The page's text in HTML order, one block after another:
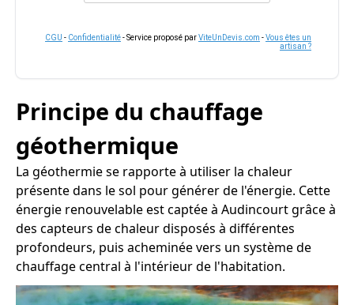
CGU - Confidentialité- Service proposé parViteUnDevis.com -Vous êtes un
artisan ?
Principe du chauffage
géothermique
La géothermie se rapporte à utiliser la chaleur
présente dans le sol pour générer de l'énergie. Cette
énergie renouvelable est captée à Audincourt grâce à
des capteurs de chaleur disposés à différentes
profondeurs, puis acheminée vers un système de
chauffage central à l'intérieur de l'habitation.